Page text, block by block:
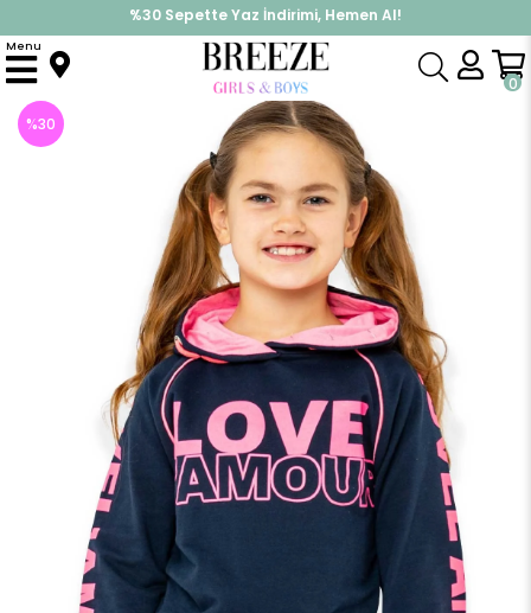
%30 Sepette Yaz İndirimi, Hemen Al!
İndirimlere ek %10 İndirimi Kap, Hemen Üye Ol!
0
Menu
Anasayfa Üst Giyim Sweatshirt Kız Çocuk Sweatshirt Baskılı Kapüşonlu Lacivert (10 Yaş)
%30